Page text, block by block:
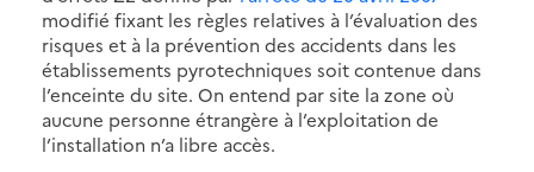
modifié fixant les règles relatives à l’évaluation des
risques et à la prévention des accidents dans les
établissements pyrotechniques soit contenue dans
l’enceinte du site. On entend par site la zone où
aucune personne étrangère à l’exploitation de
l’installation n’a libre accès.